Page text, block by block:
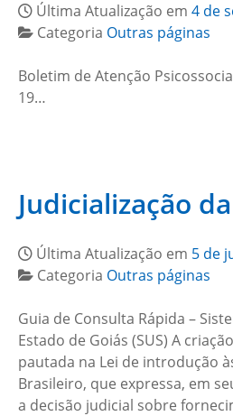
Última Atualização em 4 de
Categoria Outras páginas
Boletim de Atenção
19…
Judicialização
Última Atualização em 5 de
Categoria Outras páginas
Guia de Consulta Rápida –
Estado de Goiás (SUS) A
pautada na Lei de introdução
Brasileiro, que expressa, em
a decisão judicial sobre